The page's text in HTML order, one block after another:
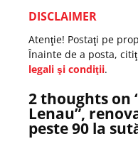
DISCLAIMER
Atenţie! Postaţi pe
Înainte de a posta,
legali şi condiţii.
2 thoughts on
Lenau”,
peste 90 la